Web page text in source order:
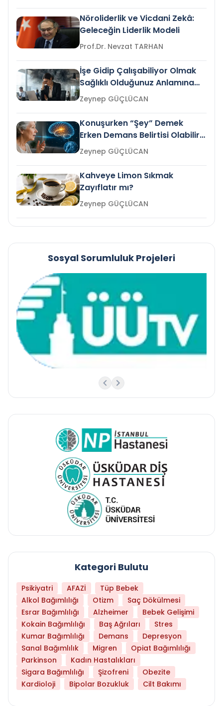
Nöroliderlik ve Vicdani Zekâ:
Geleceğin Liderlik Modeli
Prof.Dr. Nevzat TARHAN
İşe Gidip Çalışabiliyor Olmak
Sağlıklı Olduğunuz Anlamına
Gelir mi?Zeynep GÜÇLÜCAN
Konuşurken “Şey” Demek
Erken Demans Belirtisi Olabilir
mi?
Zeynep GÜÇLÜCAN
Kahveye Limon Sıkmak
Zayıflatır mı?
Zeynep GÜÇLÜCAN
Sosyal Sorumluluk Projeleri
Kategori Bulutu
Psikiyatri AFAZİ
Tüp Bebek
Alkol Bağımlılığı
Otizm
Saç Dökülmesi
Esrar Bağımlılığı
Alzheimer
Bebek Gelişimi
Kokain Bağımlılığı
Baş Ağrıları
Stres
Kumar Bağımlılığı
Demans
Depresyon
Sanal Bağımlılık
Migren
Opiat Bağımlılığı
Parkinson
Kadın Hastalıkları
Sigara Bağımlılığı
Şizofreni
Obezite
Kardioloji
Bipolar Bozukluk Cilt Bakımı